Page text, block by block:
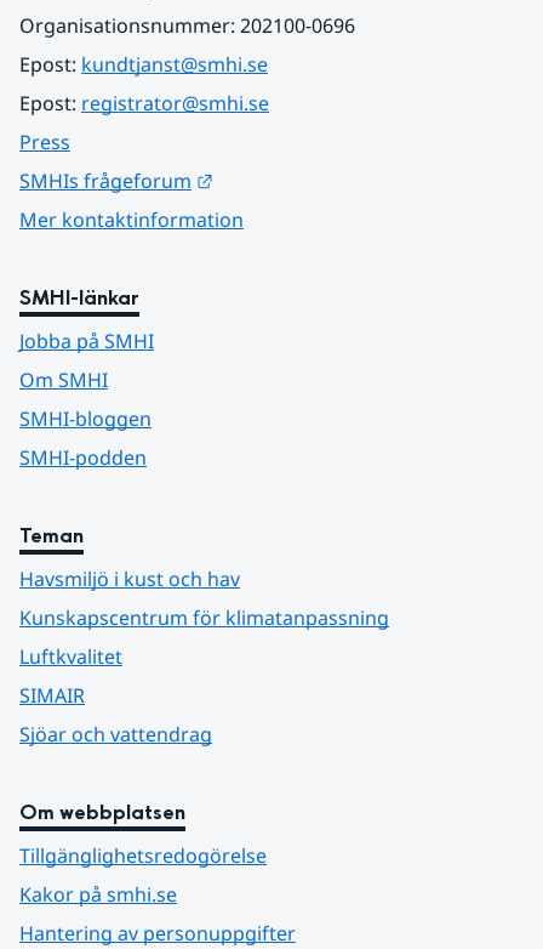
Organisationsnummer: 202100-0696
Epost: kundtjanst@smhi.se
Epost: registrator@smhi.se
Press
SMHIs frågeforum
Mer kontaktinformation
SMHI-länkar
Jobba på SMHI
Om SMHI
SMHI-bloggen
SMHI-podden
Teman
Havsmiljö i kust och hav
Kunskapscentrum för klimatanpassning
Luftkvalitet
SIMAIR
Sjöar och vattendrag
Om webbplatsen
Tillgänglighetsredogörelse
Kakor på smhi.se
Hantering av personuppgifter